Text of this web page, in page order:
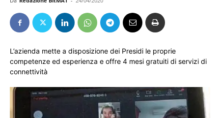
L’azienda mette a disposizione dei Presidi le proprie
competenze ed esperienza e offre 4 mesi gratuiti di servizi di
connettività